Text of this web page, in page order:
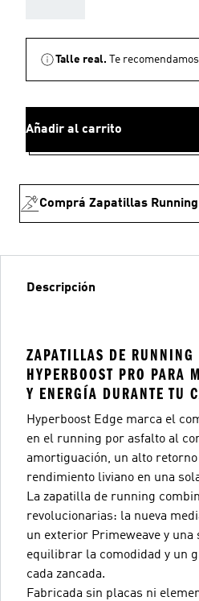
Talle real. Te
Añadir al carrito
Comprá Zapatillas
Descripción
ZAPATILLAS DE
HYPERBOOST PRO PARA
Y ENERGÍA DURANTE TU
Hyperboost Edge marca el
en el running por asfalto al
amortiguación, un alto retorno
rendimiento liviano en una
La zapatilla de running
revolucionarias: la nueva
un exterior Primeweave y
equilibrar la comodidad y un
cada zancada.
Fabricada sin placas ni